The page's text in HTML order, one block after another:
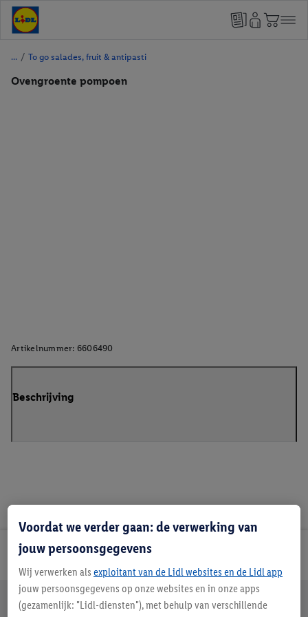
/ To go salades, fruit & antipasti
Ovengroente pompoen
Artikelnummer: 6606490
Beschrijving
Lidl Nieuwsbrief
Jouw voordelen bij ons als Lidl webshop klant
Gratis retourneren Veilig winkelen
Voordat we verder gaan: de verwerking van
jouw persoonsgegevens
Wij verwerken als exploitant van de Lidl websites en de Lidl app
jouw persoonsgegevens op onze websites en in onze apps
(gezamenlijk: "Lidl-diensten"), met behulp van verschillende